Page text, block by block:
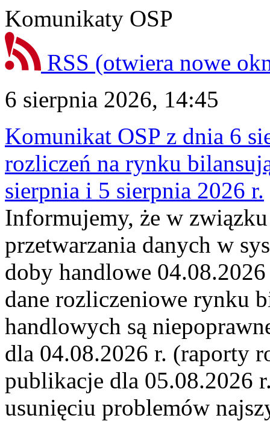
Komunikaty OSP
RSS (otwiera nowe
6 sierpnia 2026, 14:45
Komunikat OSP z dnia 6
rozliczeń na rynku
sierpnia i 5 sierpnia 2026 r.
Informujemy, że w
przetwarzania danych w
doby handlowe
dane rozliczeniowe rynku
handlowych są
dla 04.08.2026 r. (raporty
publikacje dla 05.08.2026
usunięciu problemów